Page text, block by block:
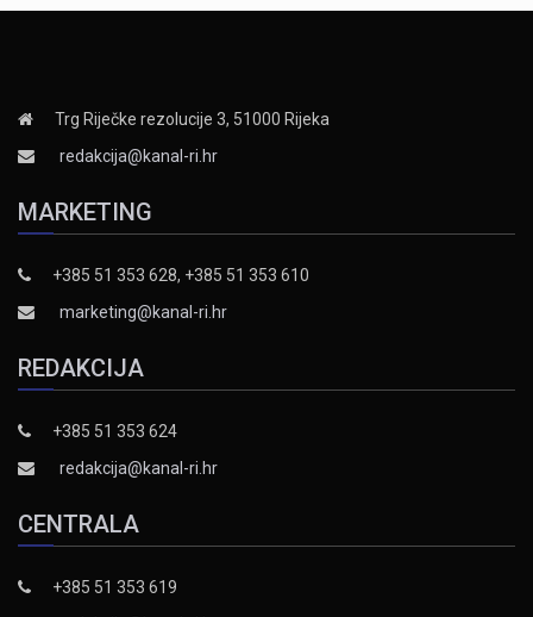
Trg Riječke rezolucije 3, 51000 Rijeka
redakcija@kanal-ri.hr
MARKETING
+385 51 353 628, +385 51 353 610
marketing@kanal-ri.hr
REDAKCIJA
+385 51 353 624
redakcija@kanal-ri.hr
CENTRALA
+385 51 353 619